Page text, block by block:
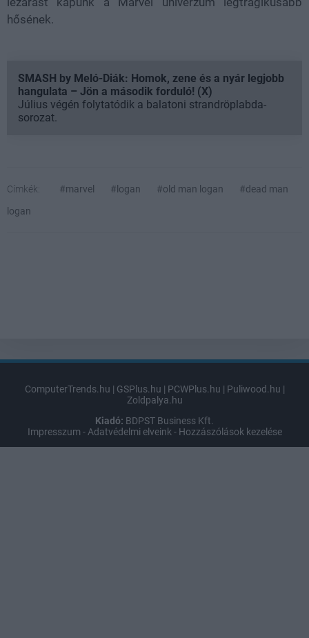
hősének.
SMASH by Meló-Diák: Homok, zene és a nyár legjobb
hangulata – Jön a második forduló! (X)
Július végén folytatódik a balatoni strandröplabda-
sorozat.
Címkék: #marvel #logan #old man logan
#dead man
logan
ComputerTrends.hu | GSPlus.hu | PCWPlus.hu | Puliwood.hu |
Zoldpalya.hu
Kiadó: BDPST Business Kft.
Impresszum - Adatvédelmi elveink - Hozzászólások kezelése